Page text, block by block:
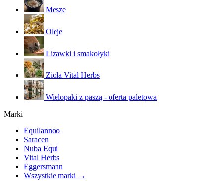
Mesze
Oleje
Lizawki i smakołyki
Zioła Vital Herbs
Wielopaki z paszą - oferta paletowa
Marki
Equilannoo
Saracen
Nuba Equi
Vital Herbs
Eggersmann
Wszystkie marki →